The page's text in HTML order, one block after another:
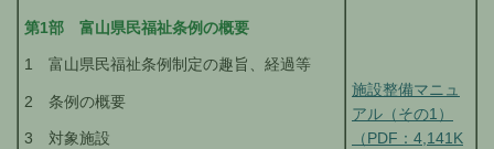
第1部 富山県民福祉条例の概要
1 富山県民福祉条例制定の趣旨、経過等
2 条例の概要
3 対象施設
施設整備マニュ
アル（その1）
（PDF：4,141K